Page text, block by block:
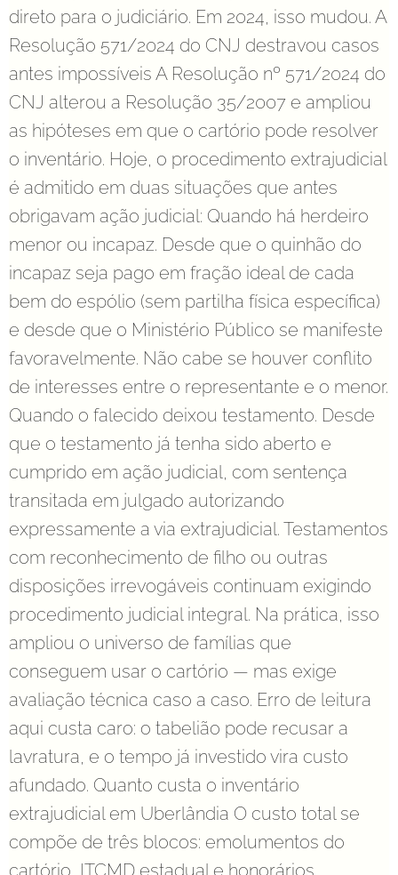
direto para o judiciário. Em 2024, isso mudou. A
Resolução 571/2024 do CNJ destravou casos
antes impossíveis A Resolução nº 571/2024 do
CNJ alterou a Resolução 35/2007 e ampliou
as hipóteses em que o cartório pode resolver
o inventário. Hoje, o procedimento extrajudicial
é admitido em duas situações que antes
obrigavam ação judicial: Quando há herdeiro
menor ou incapaz. Desde que o quinhão do
incapaz seja pago em fração ideal de cada
bem do espólio (sem partilha física específica)
e desde que o Ministério Público se manifeste
favoravelmente. Não cabe se houver conflito
de interesses entre o representante e o menor.
Quando o falecido deixou testamento. Desde
que o testamento já tenha sido aberto e
cumprido em ação judicial, com sentença
transitada em julgado autorizando
expressamente a via extrajudicial. Testamentos
com reconhecimento de filho ou outras
disposições irrevogáveis continuam exigindo
procedimento judicial integral. Na prática, isso
ampliou o universo de famílias que
conseguem usar o cartório — mas exige
avaliação técnica caso a caso. Erro de leitura
aqui custa caro: o tabelião pode recusar a
lavratura, e o tempo já investido vira custo
afundado. Quanto custa o inventário
extrajudicial em Uberlândia O custo total se
compõe de três blocos: emolumentos do
cartório, ITCMD estadual e honorários